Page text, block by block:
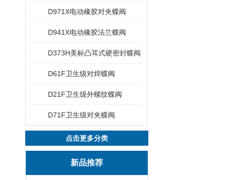
D971X电动橡胶对夹蝶阀
D941X电动橡胶法兰蝶阀
D373H美标凸耳式硬密封蝶阀
D61F卫生级对焊蝶阀
D21F卫生级外螺纹蝶阀
D71F卫生级对夹蝶阀
点击更多分类
新品推荐